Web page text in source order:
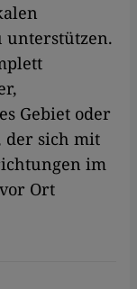
unterstützen.
Gebiet oder
der sich mit
im
Ort